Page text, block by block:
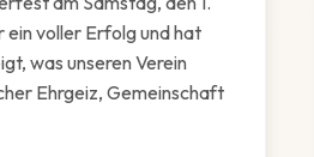
voller Erfolg und hat
was unseren Verein
Ehrgeiz, Gemeinschaft